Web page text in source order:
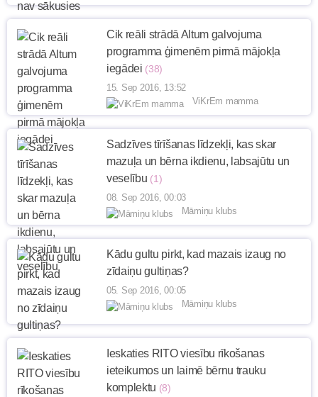
Cik reāli strādā Altum galvojuma
programma ģimenēm pirmā mājokļa
iegādei (38)
15. Sep 2016, 13:52
ViKrEm mamma
Sadzīves tīrīšanas līdzekļi, kas skar
mazuļa un bērna ikdienu, labsajūtu un
veselību (1)
08. Sep 2016, 00:03
Māmiņu klubs
Kādu gultu pirkt, kad mazais izaug no
zīdaiņu gultiņas?
05. Sep 2016, 00:05
Māmiņu klubs
Ieskaties RITO viesību rīkošanas
ieteikumos un laimē bērnu trauku
komplektu (8)